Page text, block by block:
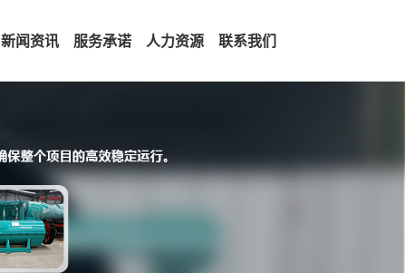
新闻资讯 服务承诺 人力资源 联系我们